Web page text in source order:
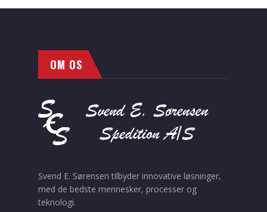
OM OS
Svend E. Sørensen tilbyder innovative løsninger,
med de bedste mennesker, processer og
teknologi.